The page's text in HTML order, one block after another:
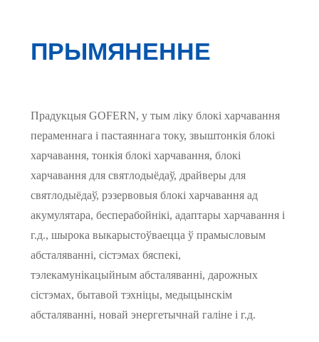
ПРЫМЯНЕННЕ
Прадукцыя GOFERN, у тым ліку блокі харчавання
пераменнага і пастаяннага току, звыштонкія блокі
харчавання, тонкія блокі харчавання, блокі
харчавання для святлодыёдаў, драйверы для
святлодыёдаў, рэзервовыя блокі харчавання ад
акумулятара, бесперабойнікі, адаптары харчавання і
г.д., шырока выкарыстоўваецца ў прамысловым
абсталяванні, сістэмах бяспекі,
тэлекамунікацыйным абсталяванні, дарожных
сістэмах, бытавой тэхніцы, медыцынскім
абсталяванні, новай энергетычнай галіне і г.д.